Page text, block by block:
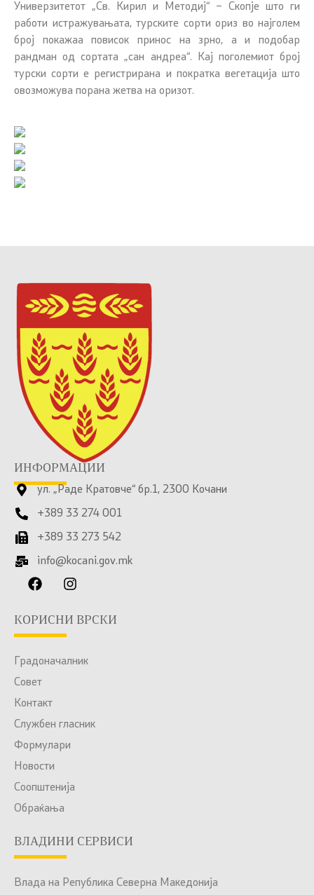
Универзитетот „Св. Кирил и Методиј“ – Скопје што ги
работи истражувањата, турските сорти ориз во најголем
број покажаа повисок принос на зрно, а и подобар
рандман од сортата „сан андреа“. Кај поголемиот број
турски сорти е регистрирана и пократка вегетација што
овозможува порана жетва на оризот.
ИНФОРМАЦИИ
ул. „Раде Кратовче“ бр.1, 2300 Кочани
+389 33 274 001
+389 33 273 542
info@kocani.gov.mk
КОРИСНИ ВРСКИ
Градоначалник
Совет
Контакт
Службен гласник
Формулари
Новости
Соопштенија
Обраќања
ВЛАДИНИ СЕРВИСИ
Влада на Република Северна Македонија